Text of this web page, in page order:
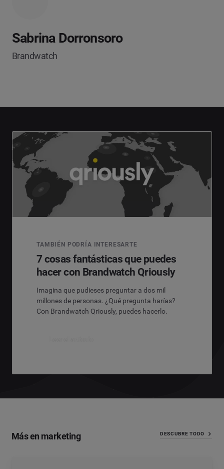
Sabrina Dorronsoro
Brandwatch
TAMBIÉN PODRÍA INTERESARTE
7 cosas fantásticas que puedes
hacer con Brandwatch Qriously
Imagina que pudieses preguntar a dos mil
millones de personas. ¿Qué pregunta harías?
Con Brandwatch Qriously, puedes hacerlo.
Más en marketing DESCUBRE TODO